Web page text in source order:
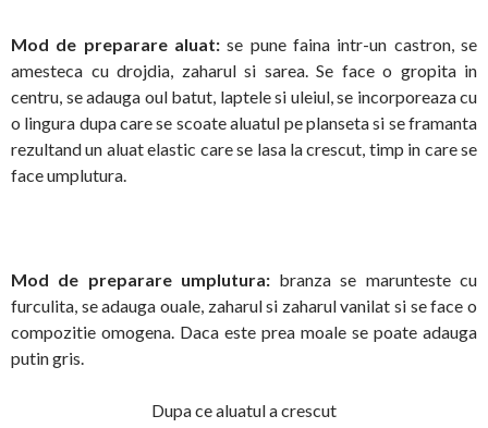
Mod de preparare aluat: se pune faina intr-un castron, se
amesteca cu drojdia, zaharul si sarea. Se face o gropita in
centru, se adauga oul batut, laptele si uleiul, se incorporeaza cu
o lingura dupa care se scoate aluatul pe planseta si se framanta
rezultand un aluat elastic care se lasa la crescut, timp in care se
face umplutura.
Mod de preparare umplutura:branza se marunteste cu
furculita, se adauga ouale, zaharul si zaharul vanilat si se face o
compozitie omogena. Daca este prea moale se poate adauga
putin gris.
Dupa ce aluatul a crescut